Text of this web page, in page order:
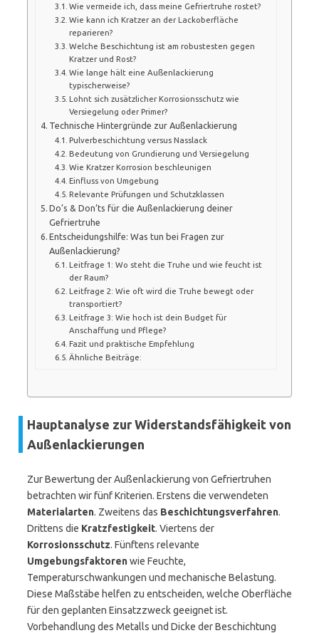
Wie vermeide ich, dass meine Gefriertruhe rostet?
Wie kann ich Kratzer an der Lackoberfläche
reparieren?
Welche Beschichtung ist am robustesten gegen
Kratzer und Rost?
Wie lange hält eine Außenlackierung
typischerweise?
Lohnt sich zusätzlicher Korrosionsschutz wie
Versiegelung oder Primer?
Technische Hintergründe zur Außenlackierung
Pulverbeschichtung versus Nasslack
Bedeutung von Grundierung und Versiegelung
Wie Kratzer Korrosion beschleunigen
Einfluss von Umgebung
Relevante Prüfungen und Schutzklassen
Do’s & Don’ts für die Außenlackierung deiner
Gefriertruhe
Entscheidungshilfe: Was tun bei Fragen zur
Außenlackierung?
Leitfrage 1: Wo steht die Truhe und wie feucht ist
der Raum?
Leitfrage 2: Wie oft wird die Truhe bewegt oder
transportiert?
Leitfrage 3: Wie hoch ist dein Budget für
Anschaffung und Pflege?
Fazit und praktische Empfehlung
Ähnliche Beiträge:
Hauptanalyse zur Widerstandsfähigkeit von
Außenlackierungen
Zur Bewertung der Außenlackierung von Gefriertruhen
betrachten wir fünf Kriterien. Erstens die verwendeten
Materialarten. Zweitens das Beschichtungsverfahren.
Drittens die Kratzfestigkeit. Viertens der
Korrosionsschutz. Fünftens relevante
Umgebungsfaktorenwie Feuchte,
Temperaturschwankungen und mechanische Belastung.
Diese Maßstäbe helfen zu entscheiden, welche Oberfläche
für den geplanten Einsatzzweck geeignet ist.
Vorbehandlung des Metalls und Dicke der Beschichtung